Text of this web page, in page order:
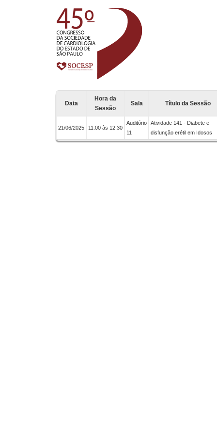
Data
Hora da
Sessão
Sala Título da Sessão
21/06/2025 11:00 às 12:30
Auditório
11
Atividade 141 - Diabete e
disfunção erétil em Idosos